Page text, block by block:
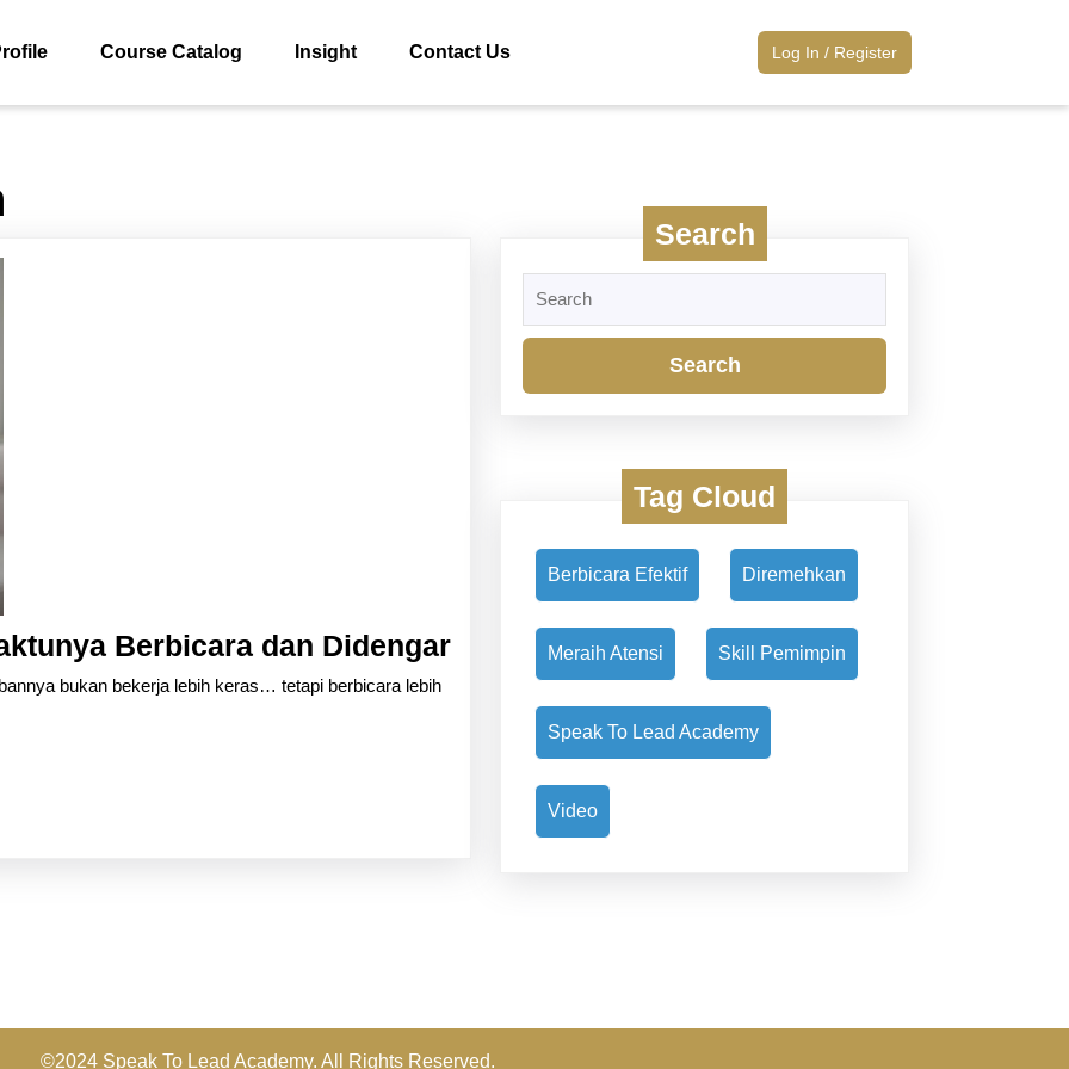
Course Catalog Insight Contact Us Log In / RegisterLog
In
Berbicara dan DidengarBerhenti
Disepelekan!
Waktunya
Berbicara
Didengar
bukan bekerja lebih keras… tetapi berbicara lebih
Search
for:
Tag Cloud
Berbicara Efektif Diremehkan
Meraih Atensi Skill Pemimpin
Speak To Lead Academy
Video
©2024 Speak To Lead Academy. All Rights Reserved.